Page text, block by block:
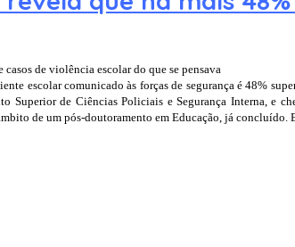
de violência escolar do que se pensava
escolar comunicado às forças de segurança é 48%
Superior de Ciências Policiais e Segurança Interna, e
de um pós-doutoramento em Educação, já concluído.